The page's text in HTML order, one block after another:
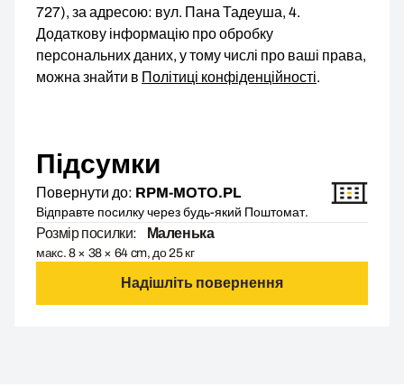
727), за адресою: вул. Пана Тадеуша, 4.
Додаткову інформацію про обробку
персональних даних, у тому числі про ваші права,
можна знайти в Політиці конфіденційності.
Підсумки
Повернути до: RPM-MOTO.PL
Відправте посилку через будь-який Поштомат.
Розмір посилки: Маленька
макс. 8 × 38 × 64 cm, до 25 кг
Надішліть повернення